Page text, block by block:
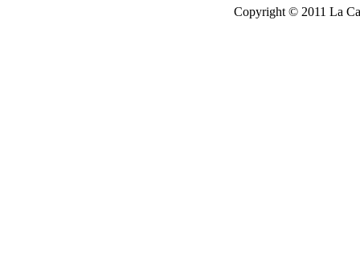
Copyright © 2011 La